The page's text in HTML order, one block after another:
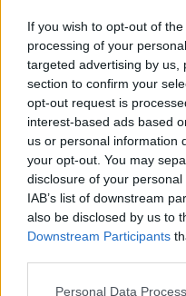
If you wish to opt-out of
processing of your
targeted advertising by us,
section to confirm your
opt-out request is
interest-based ads based
us or personal information
your opt-out. You may
disclosure of your
IAB’s list of downstream
also be disclosed by us to
Downstream Participants
Personal Data
Sensacyjne
Kontrowersyjny
zdecydował